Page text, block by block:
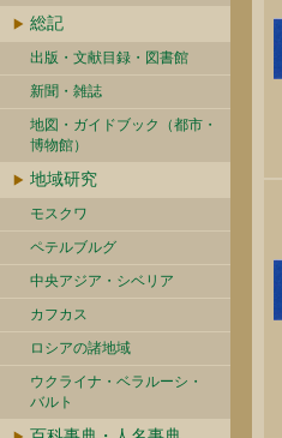
総記
出版・文献目録・図書館
新聞・雑誌
地図・ガイドブック（都市・
博物館）
地域研究
モスクワ
ペテルブルグ
中央アジア・シベリア
カフカス
ロシアの諸地域
ウクライナ・ベラルーシ・
バルト